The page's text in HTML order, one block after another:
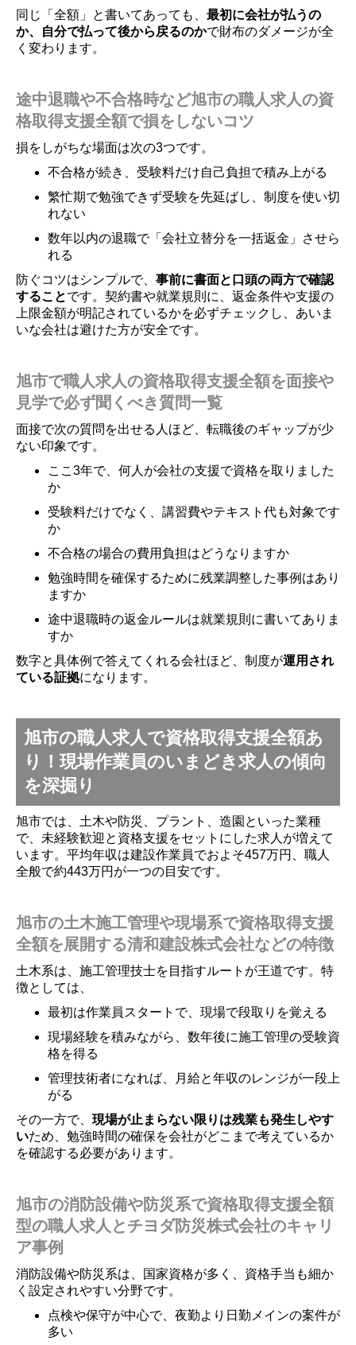
同じ「全額」と書いてあっても、 最初に会社が払うの
か、自分で払って後から戻るのかで財布のダメージが全
く変わります。
途中退職や不合格時など旭市の職人求人の資
格取得支援全額で損をしないコツ
損をしがちな場面は次の3つです。
不合格が続き、受験料だけ自己負担で積み上がる
繁忙期で勉強できず受験を先延ばし、制度を使い切
れない
数年以内の退職で「会社立替分を一括返金」させら
れる
防ぐコツはシンプルで、 事前に書面と口頭の両方で確認
することです。契約書や就業規則に、返金条件や支援の
上限金額が明記されているかを必ずチェックし、あいま
いな会社は避けた方が安全です。
旭市で職人求人の資格取得支援全額を面接や
見学で必ず聞くべき質問一覧
面接で次の質問を出せる人ほど、転職後のギャップが少
ない印象です。
ここ3年で、何人が会社の支援で資格を取りました
か
受験料だけでなく、講習費やテキスト代も対象です
か
不合格の場合の費用負担はどうなりますか
勉強時間を確保するために残業調整した事例はあり
ますか
途中退職時の返金ルールは就業規則に書いてありま
すか
数字と具体例で答えてくれる会社ほど、制度が運用され
ている証拠になります。
旭市の職人求人で資格取得支援全額あ
り！現場作業員のいまどき求人の傾向
を深掘り
旭市では、土木や防災、プラント、造園といった業種
で、未経験歓迎と資格支援をセットにした求人が増えて
います。平均年収は建設作業員でおよそ457万円、職人
全般で約443万円が一つの目安です。
旭市の土木施工管理や現場系で資格取得支援
全額を展開する清和建設株式会社などの特徴
土木系は、施工管理技士を目指すルートが王道です。特
徴としては、
最初は作業員スタートで、現場で段取りを覚える
現場経験を積みながら、数年後に施工管理の受験資
格を得る
管理技術者になれば、月給と年収のレンジが一段上
がる
その一方で、 現場が止まらない限りは残業も発生しやす
いため、勉強時間の確保を会社がどこまで考えているか
を確認する必要があります。
旭市の消防設備や防災系で資格取得支援全額
型の職人求人とチヨダ防災株式会社のキャリ
ア事例
消防設備や防災系は、国家資格が多く、資格手当も細か
く設定されやすい分野です。
点検や保守が中心で、夜勤より日勤メインの案件が
多い